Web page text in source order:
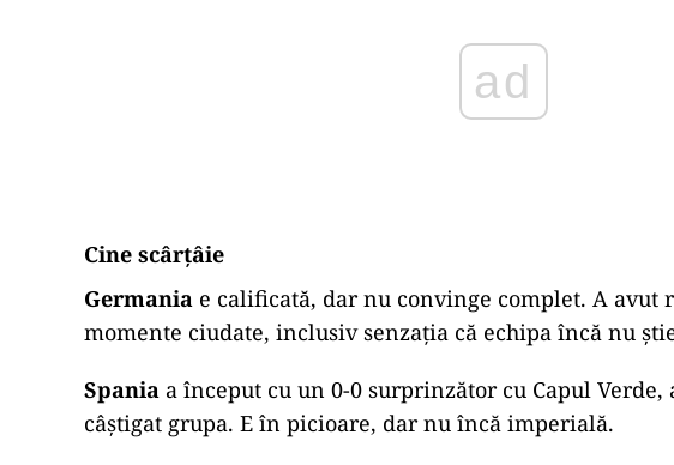
ad
Cine scârțâie
Germania e calificată, dar nu convinge complet. A avut
momente ciudate, inclusiv senzația că echipa încă nu
Spania a început cu un 0-0 surprinzător cu Capul
câștigat grupa. E în picioare, dar nu încă imperială.